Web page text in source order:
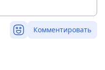
Комментировать